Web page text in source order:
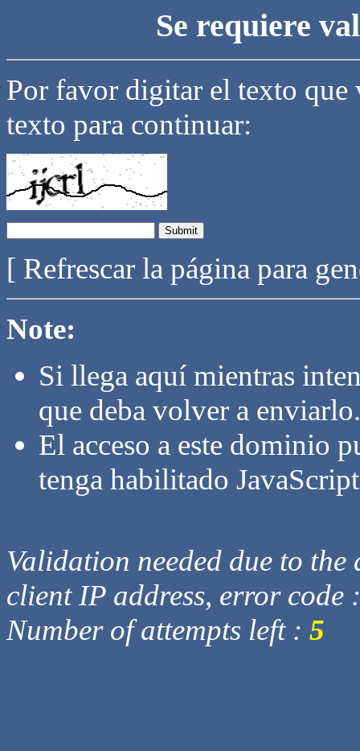
Se requiere
Por favor digitar el texto que
texto para continuar:
[ Refrescar la página para
Note:
Si llega aquí mientras
que deba volver a enviarlo.
El acceso a este dominio
tenga habilitado
Validation needed due to
client IP address, error code
Number of attempts left : 5